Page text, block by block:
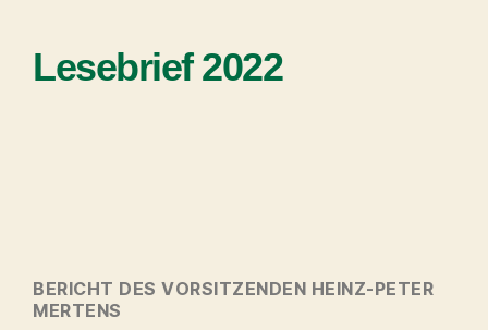
Lesebrief 2022
BERICHT DES VORSITZENDEN HEINZ-PETER
MERTENS